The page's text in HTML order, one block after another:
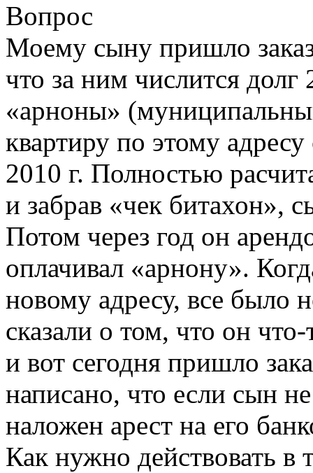
Вопрос
Моему сыну пришло
что за ним числится
«арноны»
квартиру по этому
2010 г. Полностью
и забрав «чек битахон»,
Потом через год он
оплачивал «арнону».
новому адресу, все было
сказали о том, что он
и вот сегодня пришло
написано, что если сын
наложен арест на его
Как нужно действовать в